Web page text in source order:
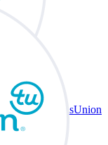
TransUnion